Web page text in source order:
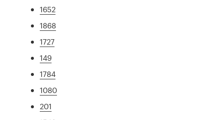
1652
1868
1727
149
1784
1080
201